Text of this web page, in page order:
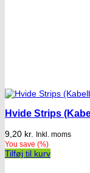
Hvide Strips
9,20 kr. Inkl. moms
You save (%)
Tilføj til kurv